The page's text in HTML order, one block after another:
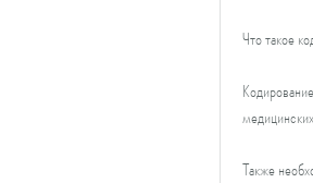
Что такое
Также